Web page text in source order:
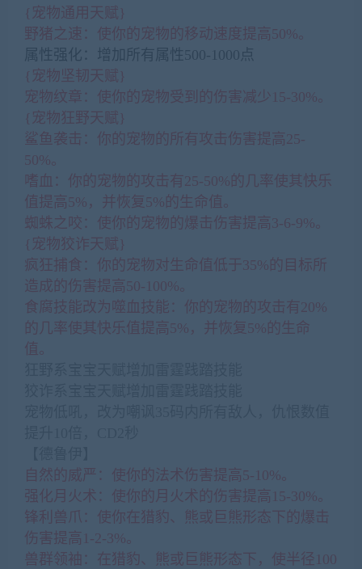
{宠物通用天赋}
野猪之速：使你的宠物的移动速度提高50%。
属性强化：增加所有属性500-1000点
{宠物坚韧天赋}
宠物纹章：使你的宠物受到的伤害减少15-30%。
{宠物狂野天赋}
鲨鱼袭击：你的宠物的所有攻击伤害提高25-
50%。
嗜血：你的宠物的攻击有25-50%的几率使其快乐
值提高5%，并恢复5%的生命值。
蜘蛛之咬：使你的宠物的爆击伤害提高3-6-9%。
{宠物狡诈天赋}
疯狂捕食：你的宠物对生命值低于35%的目标所
造成的伤害提高50-100%。
食腐技能改为噬血技能：你的宠物的攻击有20%
的几率使其快乐值提高5%，并恢复5%的生命
值。
自然的威严：使你的法术伤害提高5-10%。
强化月火术：使你的月火术的伤害提高15-30%。
锋利兽爪：使你在猎豹、熊或巨熊形态下的爆击
伤害提高1-2-3%。
兽群领袖：在猎豹、熊或巨熊形态下，使半径100